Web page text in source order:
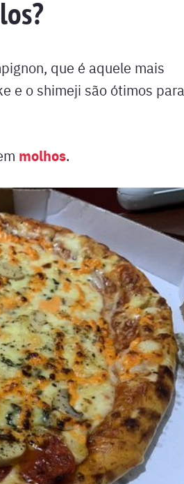
que é aquele mais
e o shimeji são ótimos para
molhos.